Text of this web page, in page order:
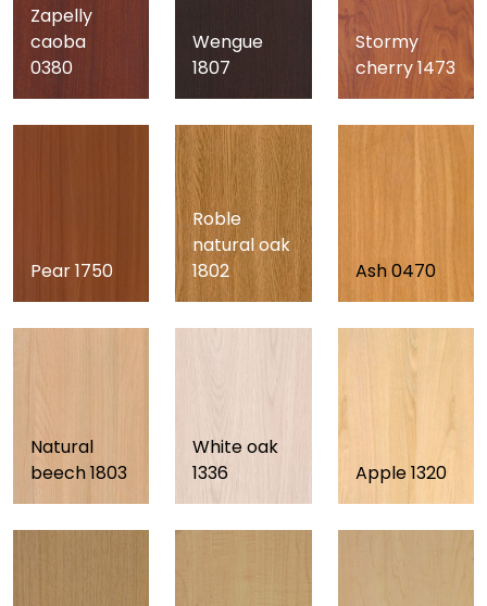
Zapelly
caoba
0380
Wengue
1807
Stormy
cherry 1473
Pear 1750
Roble
natural oak
1802
Ash 0470
Natural
beech 1803
White oak
1336
Apple 1320